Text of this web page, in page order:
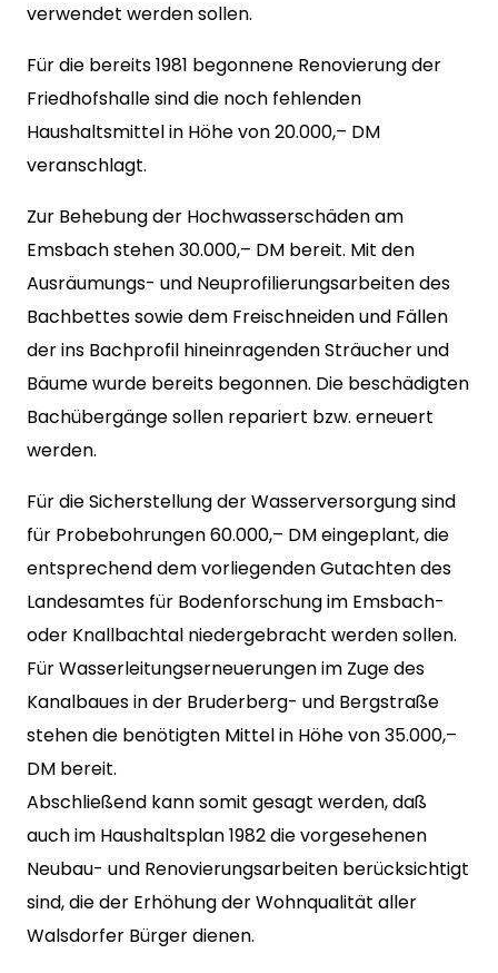
verwendet werden sollen.
Für die bereits 1981 begonnene Renovierung der
Friedhofshalle sind die noch fehlenden
Haushaltsmittel in Höhe von 20.000,– DM
veranschlagt.
Zur Behebung der Hochwasserschäden am
Emsbach stehen 30.000,– DM bereit. Mit den
Ausräumungs- und Neuprofilierungsarbeiten des
Bachbettes sowie dem Freischneiden und Fällen
der ins Bachprofil hineinragenden Sträucher und
Bäume wurde bereits begonnen. Die beschädigten
Bachübergänge sollen repariert bzw. erneuert
werden.
Für die Sicherstellung der Wasserversorgung sind
für Probebohrungen 60.000,– DM eingeplant, die
entsprechend dem vorliegenden Gutachten des
Landesamtes für Bodenforschung im Emsbach-
oder Knallbachtal niedergebracht werden sollen.
Für Wasserleitungserneuerungen im Zuge des
Kanalbaues in der Bruderberg- und Bergstraße
stehen die benötigten Mittel in Höhe von 35.000,–
DM bereit.
Abschließend kann somit gesagt werden, daß
auch im Haushaltsplan 1982 die vorgesehenen
Neubau- und Renovierungsarbeiten berücksichtigt
sind, die der Erhöhung der Wohnqualität aller
Walsdorfer Bürger dienen.